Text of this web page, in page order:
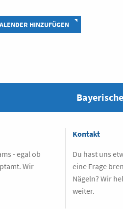
HINZUFÜGEN
- egal ob
Wir
Kontakt
Du hast uns
eine Frage
Nägeln? Wir
weiter.